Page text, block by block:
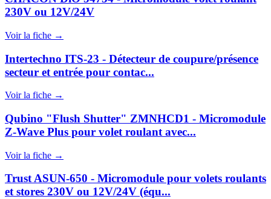
230V ou 12V/24V
Voir la fiche →
Intertechno ITS-23 - Détecteur de coupure/présence
secteur et entrée pour contac...
Voir la fiche →
Qubino "Flush Shutter" ZMNHCD1 - Micromodule
Z-Wave Plus pour volet roulant avec...
Voir la fiche →
Trust ASUN-650 - Micromodule pour volets roulants
et stores 230V ou 12V/24V (équ...